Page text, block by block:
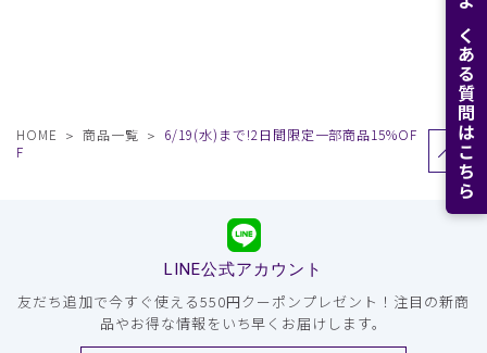
よくある質問はこちら
HOME 商品一覧
6/19(水)まで!2日間限定一部商品15%OF
F
LINE公式アカウント
友だち追加で今すぐ使える550円クーポンプレゼント！注目の新商
品やお得な情報をいち早くお届けします。